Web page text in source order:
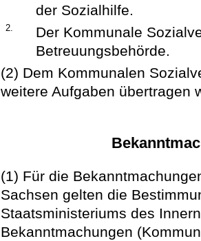
der Sozialhilfe.
2.
Der Kommunale
Betreuungsbehörde.
(2) Dem Kommunalen
weitere Aufgaben übertragen
(1) Für die
Sachsen gelten die
Staatsministeriums des
Bekanntmachungen